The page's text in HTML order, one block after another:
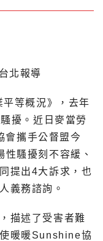
北報導
等概況》，去年
擾。近日麥當勞
會攜手公督盟今
性騷擾刻不容緩、
提出4大訴求，也
義務諮詢。
描述了受害者難
暖暖Sunshine協